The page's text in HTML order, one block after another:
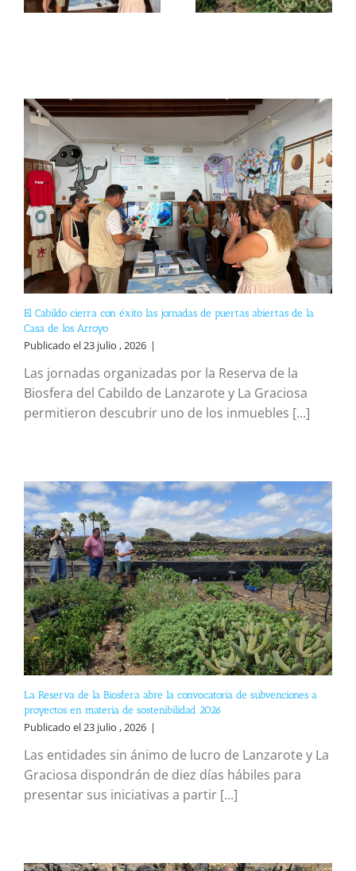
El Cabildo cierra con éxito las jornadas de puertas abiertas de la
Casa de los Arroyo
Publicado el 23 julio , 2026 |
Las jornadas organizadas por la Reserva de la
Biosfera del Cabildo de Lanzarote y La Graciosa
permitieron descubrir uno de los inmuebles [...]
La Reserva de la Biosfera abre la convocatoria de subvenciones a
proyectos en materia de sostenibilidad 2026
Publicado el 23 julio , 2026 |
Las entidades sin ánimo de lucro de Lanzarote y La
Graciosa dispondrán de diez días hábiles para
presentar sus iniciativas a partir [...]